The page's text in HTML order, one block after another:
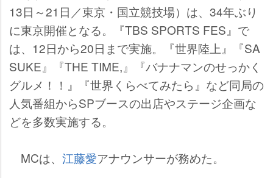
13日～21日／東京・国立競技場）は、34年ぶり
に東京開催となる。『TBS SPORTS FES』で
は、12日から20日まで実施。『世界陸上』『SA
SUKE』『THE TIME,』『バナナマンのせっかく
グルメ！！』『世界くらべてみたら』など同局の
人気番組からSPブースの出店やステージ企画な
どを多数実施する。
MCは、 江藤愛アナウンサーが務めた。